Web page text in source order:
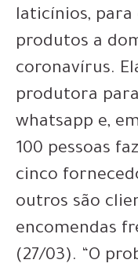
laticínios,
produtos a
coronavírus.
produtora
whatsapp e,
100 pessoas
cinco
outros são
encomendas
(27/03). “O